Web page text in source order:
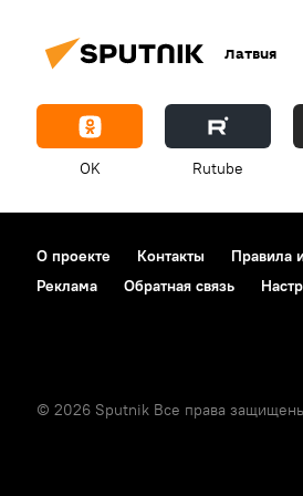
Латвия
OK Rutube
О проекте Контакты Правила
Реклама
Обратная связь
© 2026 Sputnik Все права